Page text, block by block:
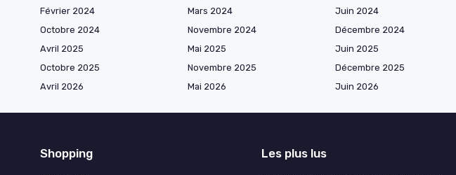
Février 2024
Mars 2024 Juin 2024
Octobre 2024
Novembre 2024 Décembre 2024
Avril 2025
Mai 2025 Juin 2025
Octobre 2025
Novembre 2025 Décembre 2025
Avril 2026
Mai 2026 Juin 2026
Shopping Les plus lus